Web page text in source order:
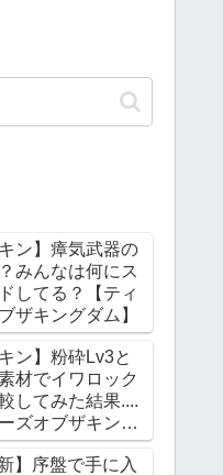
ン】瘴気武器の
みんなは何にス
してる？【ティ
ザキングダム】
ン】粉砕Lv3と
材でイワロック
してみた結果....
ズオブザキング
】序盤で手に入